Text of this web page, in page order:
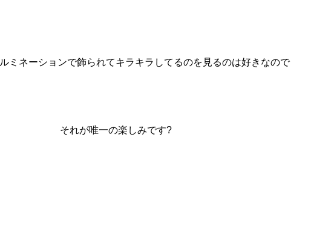
ミネーションで飾られてキラキラしてるのを見るのは好きなので
それが唯一の楽しみです?